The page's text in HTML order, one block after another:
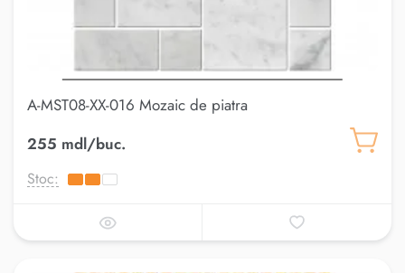
A-MST08-XX-016 Mozaic de piatra
255 mdl/buc.
Stoc: